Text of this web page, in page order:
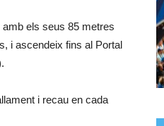
amb els seus 85 metres
i ascendeix fins al Portal
i recau en cada